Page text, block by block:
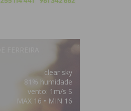
clear sky
81% humidade
vento: 1m/s S
MAX 16 • MIN 16